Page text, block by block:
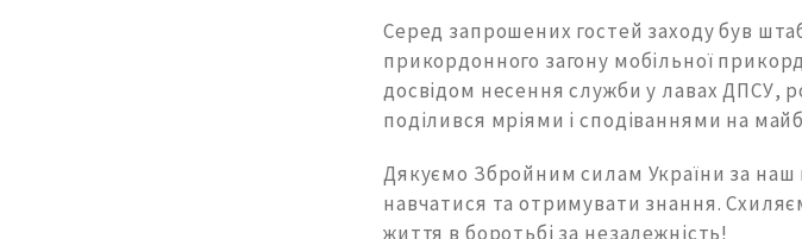
Серед запрошених гостей заходу був
прикордонного загону мобільної
досвідом несення служби у лавах ДПСУ,
поділився мріями і сподіваннями на
Дякуємо Збройним силам України за
навчатися та отримувати знання.
життя в боротьбі за незалежність!